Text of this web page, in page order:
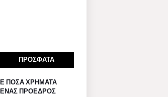
ΠΡΟΣΦΑΤΑ
ΠΟΣΑ ΧΡΗΜΑΤΑ
ΕΝΑΣ ΠΡΟΕΔΡΟΣ